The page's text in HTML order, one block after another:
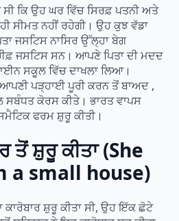
ਕਿ ਉਹ ਘਰ ਵਿੱਚ ਸਿਰਫ਼ ਪਤਨੀ ਅਤੇ
ਸੀਮਤ ਨਹੀਂ ਰਹੇਗੀ। ਉਹ ਕੁਝ ਵੱਡਾ
ਜਸਟਿਸ ਨਾਸਿਰ ਉੱਲ੍ਹਾ ਬੇਗ
ਜਸਟਿਸ ਸਨ। ਆਪਣੇ ਪਿਤਾ ਦੀ ਮਦਦ
ਸਕੂਲ ਵਿੱਚ ਦਾਖਲਾ ਲਿਆ।
ਪੜ੍ਹਾਈ ਪੂਰੀ ਕਰਨ ਤੋਂ ਬਾਅਦ ,
ਕੋਰਸ ਕੀਤੇ। ਭਾਰਤ ਵਾਪਸ
ਫਰਮ ਸ਼ੁਰੂ ਕੀਤੀ।
ਸ਼ੁਰੂ ਕੀਤਾ (She
a small house)
ਸ਼ੁਰੂ ਕੀਤਾ ਸੀ, ਉਹ ਇੱਕ ਛੋਟੇ